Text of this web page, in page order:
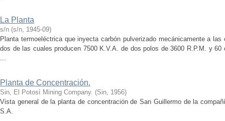
La Planta
s/n (s/n, 1945-09)
Planta termoeléctrica que inyecta carbón pulverizado mecánicamente a
dos de las cuales producen 7500 K.V.A. de dos polos de 3600 R.P.M. y
...
Planta de Concentración.
Sin, El Potosí Mining Company. (Sin, 1956)
Vista general de la planta de concentración de San Guillermo de la
S.A.